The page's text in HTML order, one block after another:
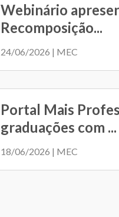
Webinário
Recomposição...
24/06/2026 | MEC
Portal Mais
graduações com ...
18/06/2026 | MEC